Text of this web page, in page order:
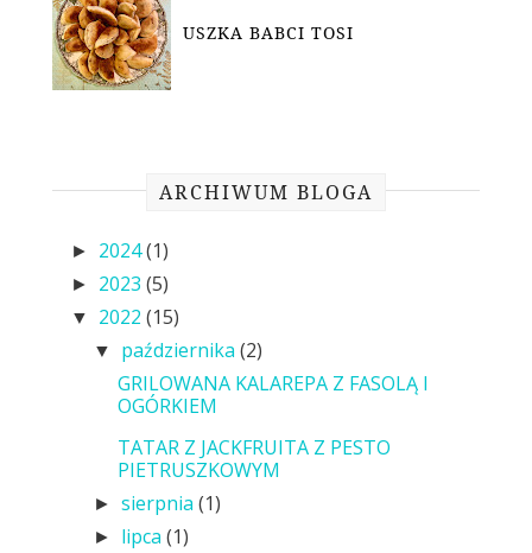
USZKA BABCI TOSI
ARCHIWUM BLOGA
► 2024(1)
► 2023 (5)
▼ 2022 (15)
▼ października(2)
GRILOWANA KALAREPA Z FASOLĄ I
OGÓRKIEM
TATAR Z JACKFRUITA Z PESTO
PIETRUSZKOWYM
►sierpnia(1)
► lipca(1)